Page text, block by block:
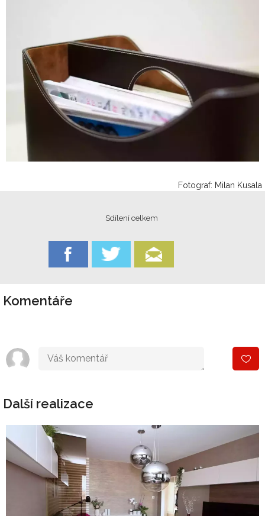
Fotograf: Milan Kusala
Sdílení celkem
Komentáře
Další realizace